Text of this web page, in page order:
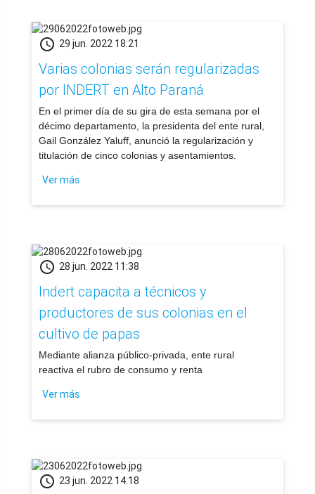
schedule 29 jun. 2022 18:21
Varias colonias serán regularizadas
por INDERT en Alto Paraná
​En el primer día de su gira de esta semana por el
décimo departamento, la presidenta del ente rural,
Gail González Yaluff, anunció la regularización y
titulación de cinco colonias y asentamientos.
Ver más
schedule 28 jun. 2022 11:38
Indert capacita a técnicos y
productores de sus colonias en el
cultivo de papas
​Mediante alianza público-privada, ente rural
reactiva el rubro de consumo y renta
Ver más
schedule 23 jun. 2022 14:18